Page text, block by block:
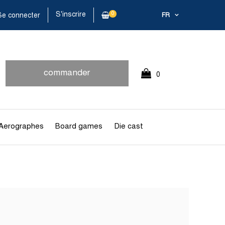
FR
connecter S'inscrire 0
commander 0
Board games Die cast